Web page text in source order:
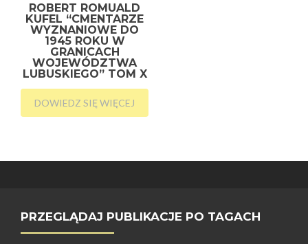
ROBERT ROMUALD
KUFEL “CMENTARZE
WYZNANIOWE DO
1945 ROKU W
GRANICACH
WOJEWÓDZTWA
LUBUSKIEGO” TOM X
DOWIEDZ SIĘ WIĘCEJ
PRZEGLĄDAJ PUBLIKACJE PO TAGACH